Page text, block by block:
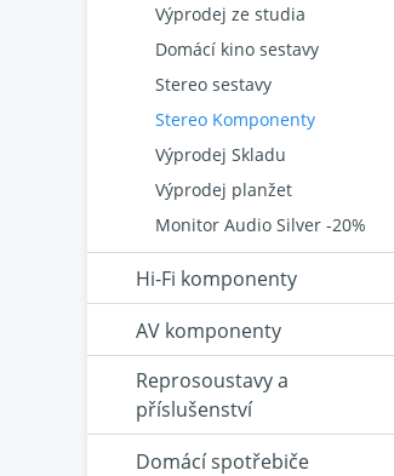
Výprodej ze studia
Domácí kino sestavy
Stereo sestavy
Stereo Komponenty
Výprodej Skladu
Výprodej planžet
Monitor Audio Silver -20%
Hi-Fi komponenty
AV komponenty
Reprosoustavy a
příslušenství
Domácí spotřebiče